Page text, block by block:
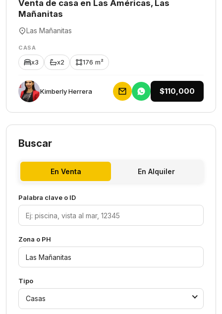
Venta de casa en Las Américas, Las
Mañanitas
Las Mañanitas
CASA
x3 x2 176 m²
Kimberly Herrera $110,000
Buscar
En Venta En Alquiler
Palabra clave o ID
Zona o PH
Tipo
Casas